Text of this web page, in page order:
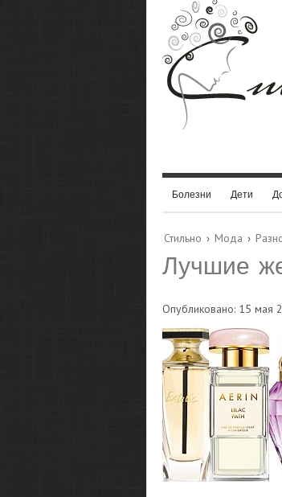
Болезни Дети
Стильно › Мода ›
Лучшие
Опубликовано: 15 мая